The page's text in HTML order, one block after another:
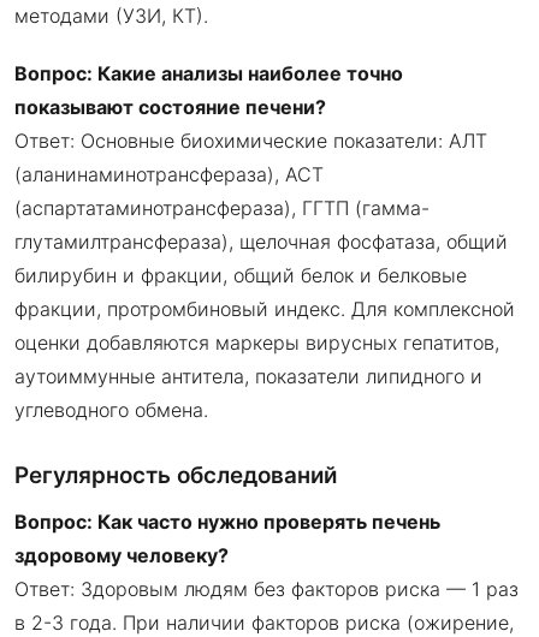
методами (УЗИ, КТ).
Вопрос: Какие анализы наиболее точно
показывают состояние печени?
Ответ: Основные биохимические показатели: АЛТ
(аланинаминотрансфераза), АСТ
(аспартатаминотрансфераза), ГГТП (гамма-
глутамилтрансфераза), щелочная фосфатаза, общий
билирубин и фракции, общий белок и белковые
фракции, протромбиновый индекс. Для комплексной
оценки добавляются маркеры вирусных гепатитов,
аутоиммунные антитела, показатели липидного и
углеводного обмена.
Регулярность обследований
Вопрос: Как часто нужно проверять печень
здоровому человеку?
Ответ: Здоровым людям без факторов риска — 1 раз
в 2-3 года. При наличии факторов риска (ожирение,